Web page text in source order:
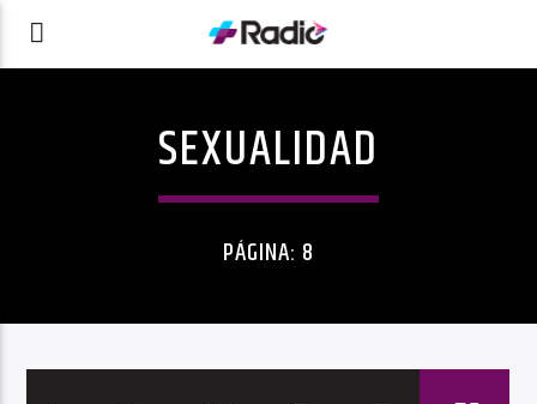
SEXUALIDAD
PÁGINA: 8